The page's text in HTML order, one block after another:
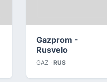
Gazprom -
Rusvelo
GAZ · RUS